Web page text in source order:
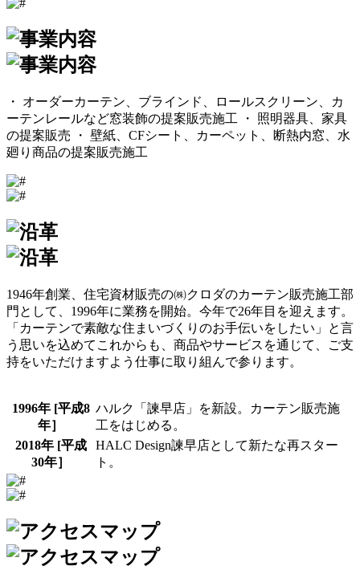
・
オーダーカーテン、ブラインド、ロールスクリーン、カ
ーテンレールなど窓装飾の提案販売施工
・
照明器具、家具
の提案販売
・ 壁紙、CFシート、カーペット、断熱内窓、水
廻り商品の提案販売施工
1946年創業、住宅資材販売の㈱クロダのカーテン販売施⼯部
⾨として、1996年に業務を開始。今年で26年目を迎えます。
「カーテンで素敵な住まいづくりのお⼿伝いをしたい」と⾔
う思いを込めてこれからも、商品やサービスを通じて、ご⽀
持をいただけますよう仕事に取り組んで参ります。
1996年 [平成8
年］
ハルク「諫早店」を新設。カーテン販売施
工をはじめる。
2018年 [平成
30年］
HALC Design諫早店として新たな再スター
ト。